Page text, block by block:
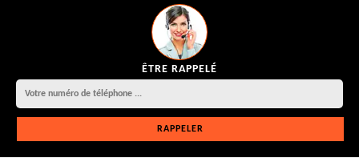
ÊTRE RAPPELÉ